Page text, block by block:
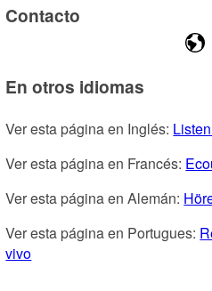
Contacto
En otros idiomas
Ver esta página en Inglés:
Ver esta página en Francés:
Ver esta página en Alemán:
Ver esta página en Portugues:
vivo